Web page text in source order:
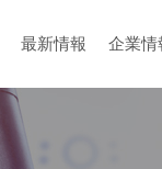
最新情報 企業情